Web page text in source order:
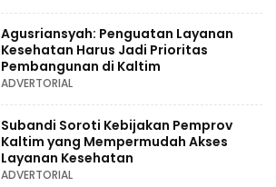
Agusriansyah: Penguatan Layanan
Kesehatan Harus Jadi Prioritas
Pembangunan di Kaltim
ADVERTORIAL
Subandi Soroti Kebijakan Pemprov
Kaltim yang Mempermudah Akses
Layanan Kesehatan
ADVERTORIAL